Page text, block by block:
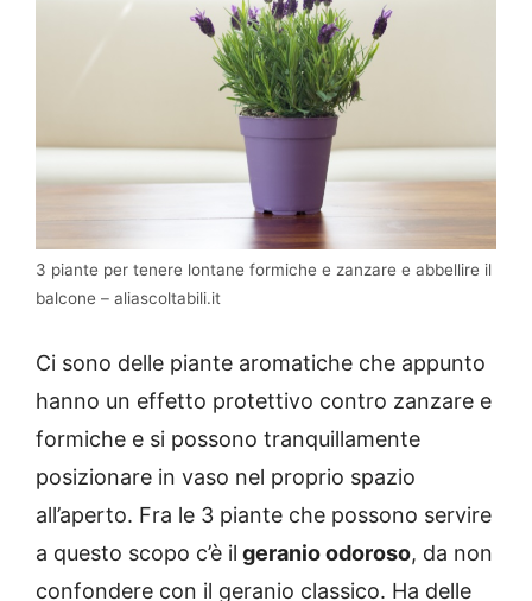
3 piante per tenere lontane formiche e zanzare e abbellire il
balcone – aliascoltabili.it
Ci sono delle piante aromatiche che appunto
hanno un effetto protettivo contro zanzare e
formiche e si possono tranquillamente
posizionare in vaso nel proprio spazio
all’aperto. Fra le 3 piante che possono servire
a questo scopo c’è il geranio odoroso, da non
confondere con il geranio classico. Ha delle